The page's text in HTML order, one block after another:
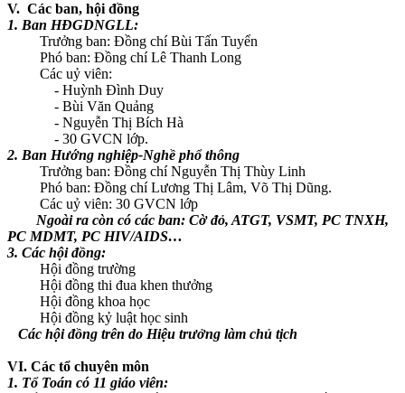
V. Các ban, hội đồng
1. Ban HĐGDNGLL:
Trưởng ban: Đồng chí Bùi Tấn Tuyển
Phó ban: Đồng chí Lê Thanh Long
Các uỷ viên:
- Huỳnh Đình Duy
- Bùi Văn Quảng
- Nguyễn Thị Bích Hà
- 30 GVCN lớp.
2. Ban Hướng nghiệp-Nghề phổ thông
Trưởng ban: Đồng chí Nguyễn Thị Thùy Linh
Phó ban: Đồng chí Lương Thị Lâm, Võ Thị Dũng.
Các uỷ viên: 30 GVCN lớp
Ngoài ra còn có các ban: Cờ đỏ, ATGT, VSMT, PC TNXH,
PC MDMT, PC HIV/AIDS…
3. Các hội đồng:
Hội đồng trường
Hội đồng thi đua khen thưởng
Hội đồng khoa học
Hội đồng kỷ luật học sinh
Các hội đồng trên do Hiệu trưởng làm chủ tịch
VI. Các tổ chuyên môn
1. Tổ Toán có 11 giáo viên: